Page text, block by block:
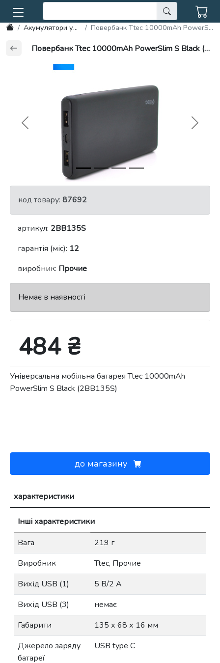
Акумулятори универсальні, Power Bank Повербанк Ttec 10000mAh PowerSlim S Black (2BB135S) 5 В/2 А 135 х 68 х 16 мм
Повербанк Ttec 10000mAh PowerSlim S Black (2BB135S) 5 В/2 А 135 х 68 х 16 мм
Previous Next
код товару: 87692
артикул: 2BB135S
гарантія (міс): 12
виробник: Прочие
Немає в наявності
484 ₴
Універсальна мобільна батарея Ttec 10000mAh
PowerSlim S Black (2BB135S)
до магазину
характеристики
Інші характеристики
Вага
219 г
Виробник
Ttec, Прочие
Вихід USB (1)
5 В/2 А
Вихід USB (3)
немає
Габарити
135 х 68 х 16 мм
Джерело заряду
батареї
USB type C